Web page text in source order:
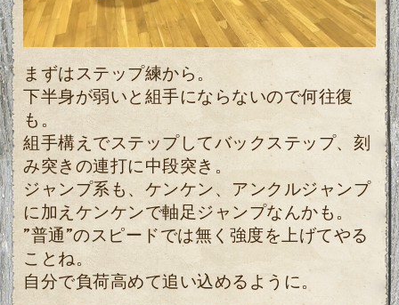
まずはステップ練から。
下半身が弱いと組手にならないので何往復
も。
組手構えでステップしてバックステップ、刻
み突きの連打に中段突き。
ジャンプ系も、ケンケン、アンクルジャンプ
に加えケンケンで軸足ジャンプなんかも。
”普通”のスピードでは無く強度を上げてやる
ことね。
自分で負荷高めて追い込めるように。